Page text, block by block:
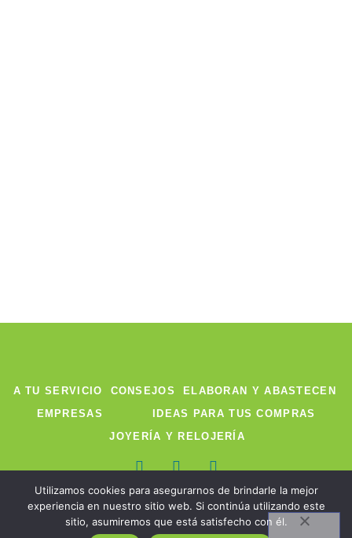
A TU SERVICIO CONSEJOS
ELABORAN Y ABASTECEN
EMPRESAS
IDEAS PARA TUS COMPRAS
JOYERÍA Y RELOJERÍA
F
c
e
b
T
i
t
t
I
s
t
a
©2022 Descubrenos. Todos los derechos reservados
Utilizamos cookies para asegurarnos de brindarle la mejor
experiencia en nuestro sitio web. Si continúa utilizando este
sitio, asumiremos que está satisfecho con él.